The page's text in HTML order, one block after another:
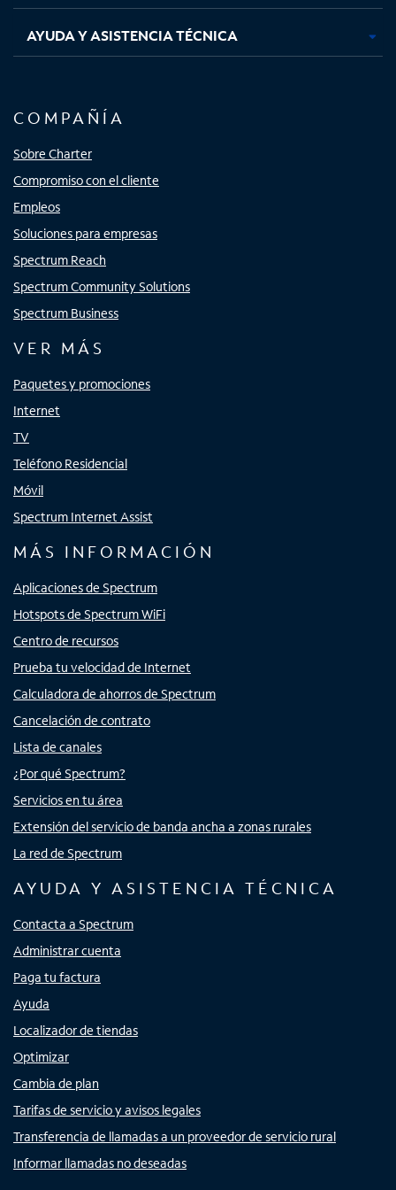
AYUDA Y ASISTENCIA TÉCNICA
COMPAÑÍA
Sobre Charter
Compromiso con el cliente
Empleos
Soluciones para empresas
Spectrum Reach
Spectrum Community Solutions
Spectrum Business
VER MÁS
Paquetes y promociones
Internet
TV
Teléfono Residencial
Móvil
Spectrum Internet Assist
MÁS INFORMACIÓN
Aplicaciones de Spectrum
Hotspots de Spectrum WiFi
Centro de recursos
Prueba tu velocidad de Internet
Calculadora de ahorros de Spectrum
Cancelación de contrato
Lista de canales
¿Por qué Spectrum?
Servicios en tu área
Extensión del servicio de banda ancha a zonas rurales
La red de Spectrum
AYUDA Y ASISTENCIA TÉCNICA
Contacta a Spectrum
Administrar cuenta
Paga tu factura
Ayuda
Localizador de tiendas
Optimizar
Cambia de plan
Tarifas de servicio y avisos legales
Transferencia de llamadas a un proveedor de servicio rural
Informar llamadas no deseadas